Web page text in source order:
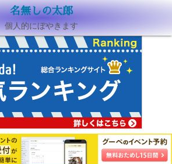
名無しの太郎
個人的にぼやきます